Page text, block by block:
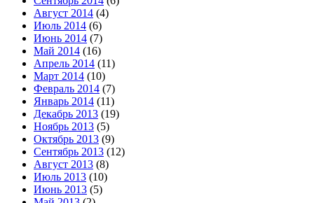
Август 2014 (4)
Июль 2014 (6)
Июнь 2014 (7)
Май 2014 (16)
Апрель 2014 (11)
Март 2014 (10)
Февраль 2014 (7)
Январь 2014 (11)
Декабрь 2013 (19)
Ноябрь 2013 (5)
Октябрь 2013 (9)
Сентябрь 2013 (12)
Август 2013 (8)
Июль 2013 (10)
Июнь 2013 (5)